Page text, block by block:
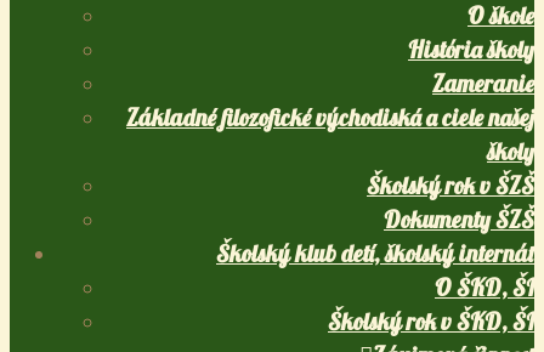
O škole
História školy
Zameranie
Základné filozofické východiská a ciele našej
školy
Školský rok v ŠZŠ
Dokumenty ŠZŠ
Školský klub detí, školský internát
O ŠKD, ŠI
Školský rok v ŠKD, ŠI